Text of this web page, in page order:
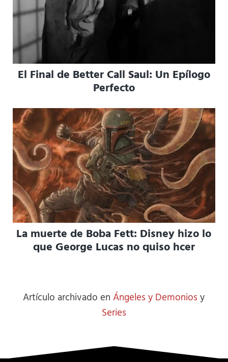
El Final de Better Call Saul: Un Epílogo
Perfecto
La muerte de Boba Fett: Disney hizo lo
que George Lucas no quiso hcer
Artículo archivado enÁngeles y Demoniosy
Series